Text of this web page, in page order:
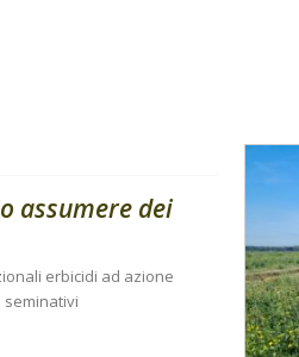
assumere dei
erbicidi ad azione